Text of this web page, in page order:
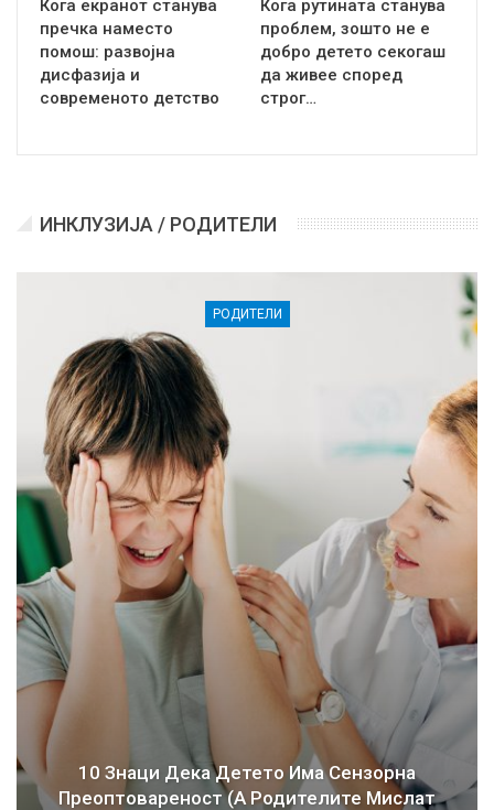
Кога екранот станува
пречка наместо
помош: развојна
дисфазија и
современото детство
Кога рутината станува
проблем, зошто не е
добро детето секогаш
да живее според
строг…
ИНКЛУЗИЈА / РОДИТЕЛИ
РОДИТЕЛИ
10 Знаци Дека Детето Има Сензорна
Преоптовареност (а Родителите Мислат